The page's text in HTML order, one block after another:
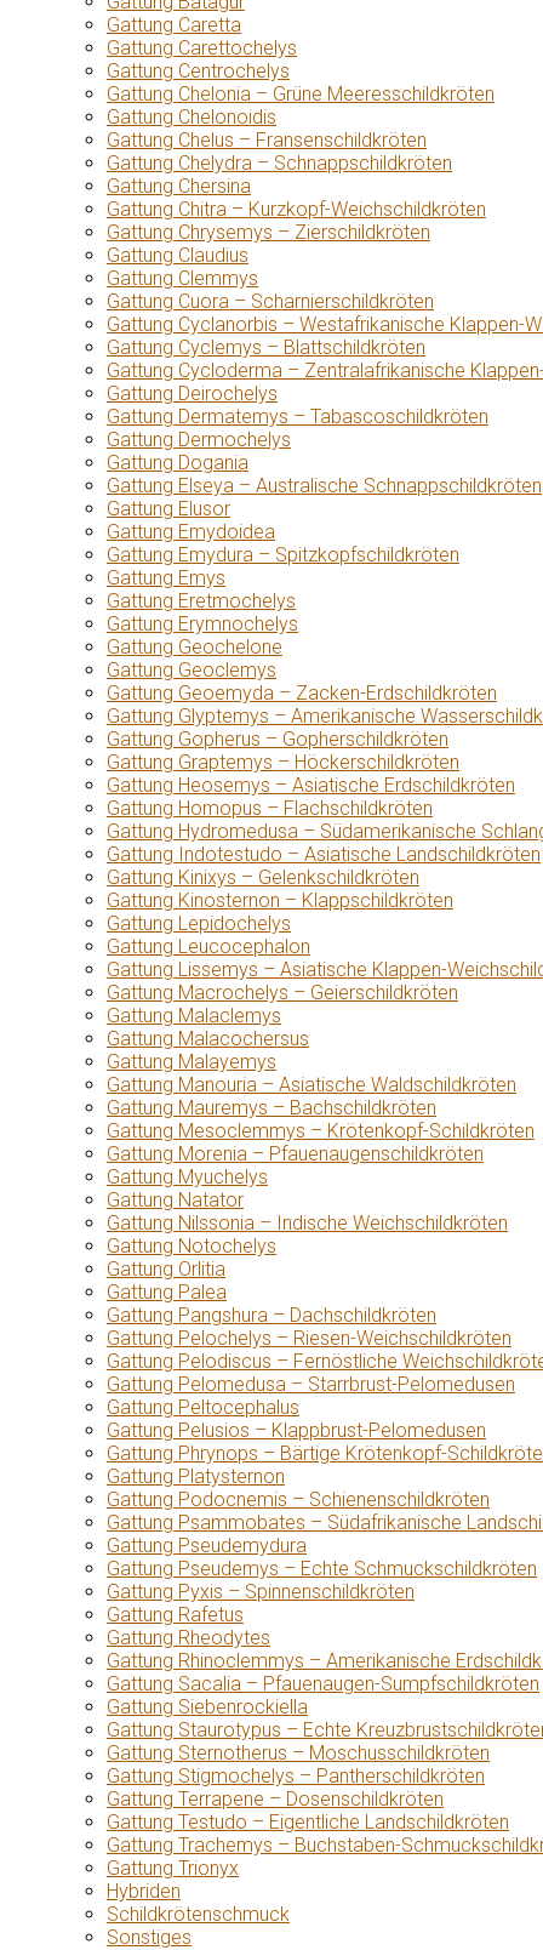
Gattung Caretta
Gattung Carettochelys
Gattung Centrochelys
Gattung Chelonia – Grüne Meeresschildkröten
Gattung Chelonoidis
Gattung Chelus – Fransenschildkröten
Gattung Chelydra – Schnappschildkröten
Gattung Chersina
Gattung Chitra – Kurzkopf-Weichschildkröten
Gattung Chrysemys – Zierschildkröten
Gattung Claudius
Gattung Clemmys
Gattung Cuora – Scharnierschildkröten
Gattung Cyclanorbis – Westafrikanische Klappen-
Gattung Cyclemys – Blattschildkröten
Gattung Cycloderma – Zentralafrikanische
Gattung Deirochelys
Gattung Dermatemys – Tabascoschildkröten
Gattung Dermochelys
Gattung Dogania
Gattung Elseya – Australische Schnappschildkröten
Gattung Elusor
Gattung Emydoidea
Gattung Emydura – Spitzkopfschildkröten
Gattung Emys
Gattung Eretmochelys
Gattung Erymnochelys
Gattung Geochelone
Gattung Geoclemys
Gattung Geoemyda – Zacken-Erdschildkröten
Gattung Glyptemys – Amerikanische
Gattung Gopherus – Gopherschildkröten
Gattung Graptemys – Höckerschildkröten
Gattung Heosemys – Asiatische Erdschildkröten
Gattung Homopus – Flachschildkröten
Gattung Hydromedusa – Südamerikanische
Gattung Indotestudo – Asiatische Landschildkröten
Gattung Kinixys – Gelenkschildkröten
Gattung Kinosternon – Klappschildkröten
Gattung Lepidochelys
Gattung Leucocephalon
Gattung Lissemys – Asiatische Klappen-
Gattung Macrochelys – Geierschildkröten
Gattung Malaclemys
Gattung Malacochersus
Gattung Malayemys
Gattung Manouria – Asiatische Waldschildkröten
Gattung Mauremys – Bachschildkröten
Gattung Mesoclemmys – Krötenkopf-Schildkröten
Gattung Morenia – Pfauenaugenschildkröten
Gattung Myuchelys
Gattung Natator
Gattung Nilssonia – Indische Weichschildkröten
Gattung Notochelys
Gattung Orlitia
Gattung Palea
Gattung Pangshura – Dachschildkröten
Gattung Pelochelys – Riesen-Weichschildkröten
Gattung Pelodiscus – Fernöstliche
Gattung Pelomedusa – Starrbrust-Pelomedusen
Gattung Peltocephalus
Gattung Pelusios – Klappbrust-Pelomedusen
Gattung Phrynops – Bärtige Krötenkopf-
Gattung Platysternon
Gattung Podocnemis – Schienenschildkröten
Gattung Psammobates – Südafrikanische
Gattung Pseudemydura
Gattung Pseudemys – Echte Schmuckschildkröten
Gattung Pyxis – Spinnenschildkröten
Gattung Rafetus
Gattung Rheodytes
Gattung Rhinoclemmys – Amerikanische
Gattung Sacalia – Pfauenaugen-Sumpfschildkröten
Gattung Siebenrockiella
Gattung Staurotypus – Echte
Gattung Sternotherus – Moschusschildkröten
Gattung Stigmochelys – Pantherschildkröten
Gattung Terrapene – Dosenschildkröten
Gattung Testudo – Eigentliche Landschildkröten
Gattung Trachemys – Buchstaben-
Gattung Trionyx
Hybriden
Schildkrötenschmuck
Sonstiges